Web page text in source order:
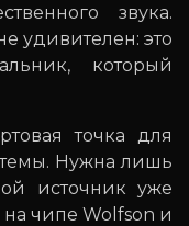
звука.
удивителен: это
который
точка для
Нужна лишь
источник уже
на чипе Wolfson и